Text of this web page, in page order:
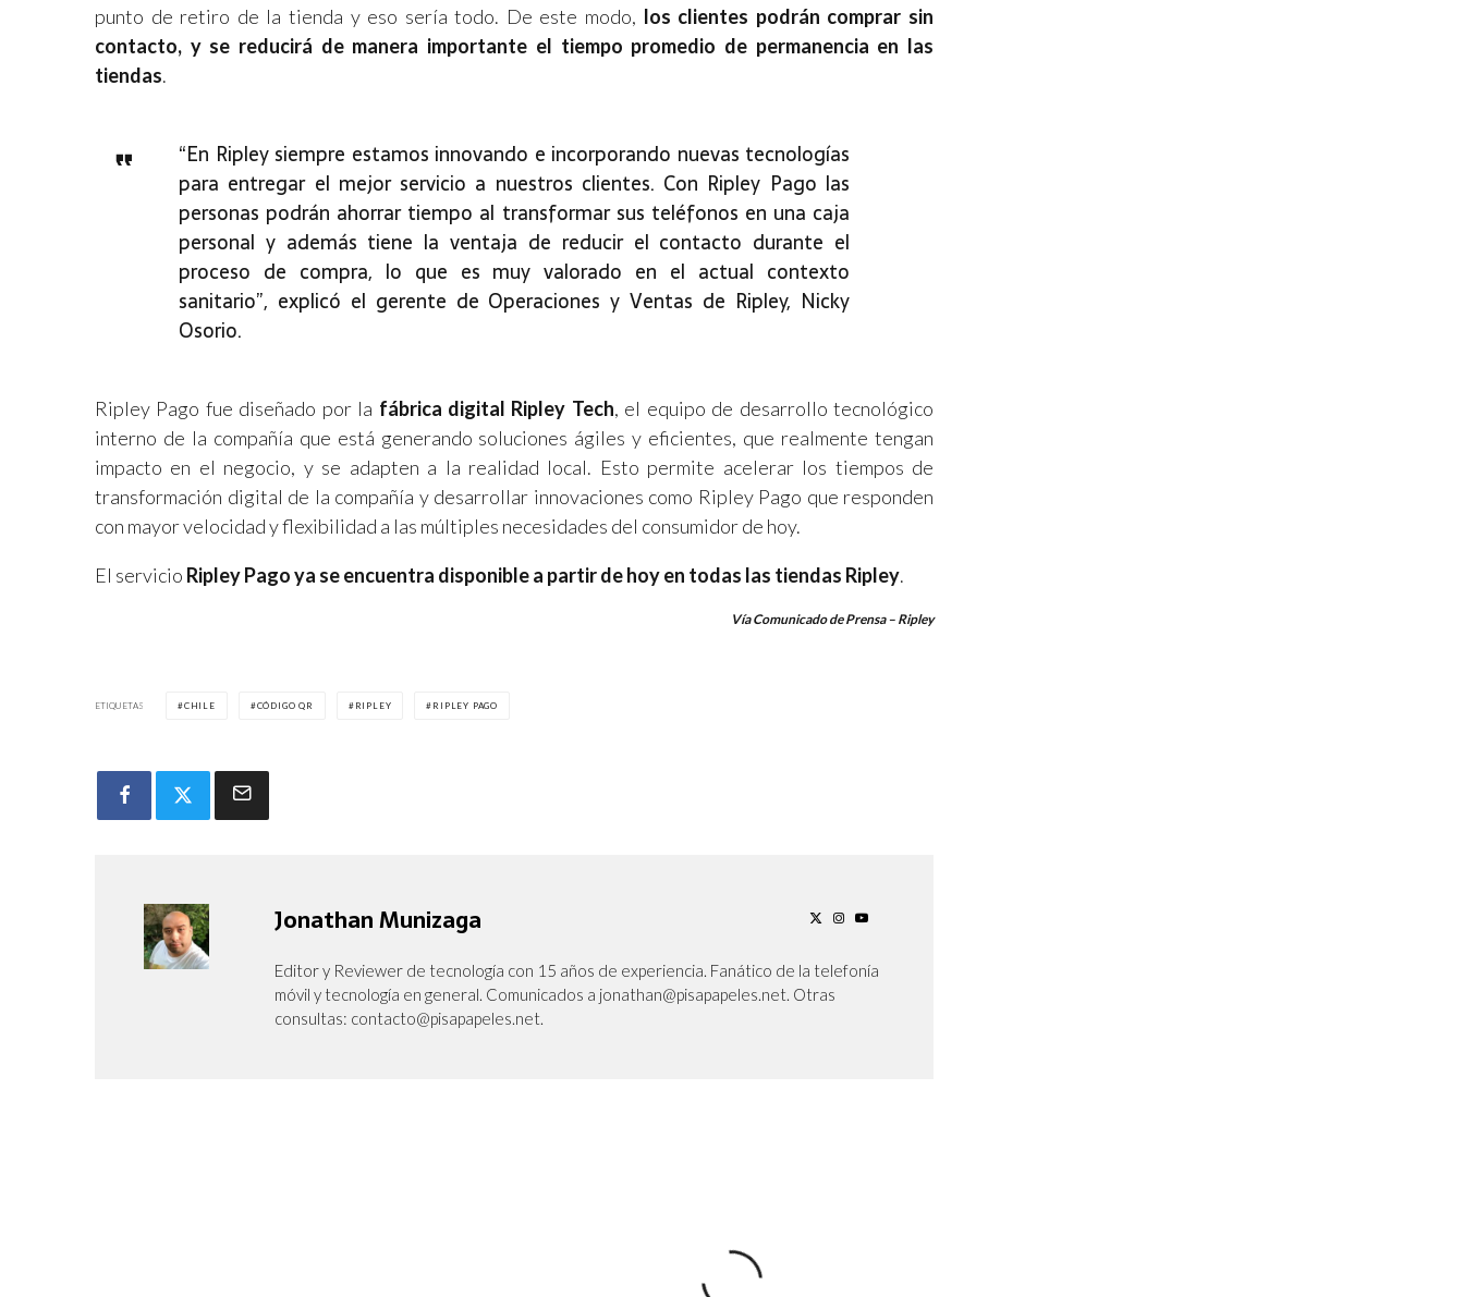
punto de retiro de la tienda y eso sería todo. De este modo, los clientes podrán comprar sin
contacto, y se reducirá de manera importante el tiempo promedio de permanencia en las
tiendas.
“En Ripley siempre estamos innovando e incorporando nuevas tecnologías
para entregar el mejor servicio a nuestros clientes. Con Ripley Pago las
personas podrán ahorrar tiempo al transformar sus teléfonos en una caja
personal y además tiene la ventaja de reducir el contacto durante el
proceso de compra, lo que es muy valorado en el actual contexto
sanitario”, explicó el gerente de Operaciones y Ventas de Ripley, Nicky
Osorio.
Ripley Pago fue diseñado por la fábrica digital Ripley Tech, el equipo de desarrollo tecnológico
interno de la compañía que está generando soluciones ágiles y eficientes, que realmente tengan
impacto en el negocio, y se adapten a la realidad local. Esto permite acelerar los tiempos de
transformación digital de la compañía y desarrollar innovaciones como Ripley Pago que responden
con mayor velocidad y flexibilidad a las múltiples necesidades del consumidor de hoy.
El servicio Ripley Pago ya se encuentra disponible a partir de hoy en todas las tiendas Ripley.
Vía Comunicado de Prensa – Ripley
ETIQUETAS CHILE CÓDIGO QR RIPLEY RIPLEY PAGO
Jonathan Munizaga
Editor y Reviewer de tecnología con 15 años de experiencia. Fanático de la telefonía
móvil y tecnología en general. Comunicados a jonathan@pisapapeles.net. Otras
consultas: contacto@pisapapeles.net.